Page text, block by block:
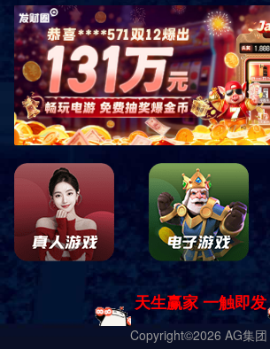
3.要懂塑料包装膜袋的生产流程先关经验。
二、采购经理
职位描述:
1.协助生产副总管理交代的工作事项。
2.负责生产投料产出数据统计。
3.要懂塑料包装膜袋的生产流程先关经验。